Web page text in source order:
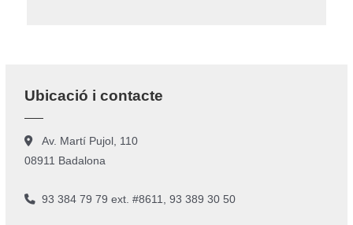
Ubicació i contacte
Av. Martí Pujol, 110
08911 Badalona
93 384 79 79 ext. #8611, 93 389 30 50